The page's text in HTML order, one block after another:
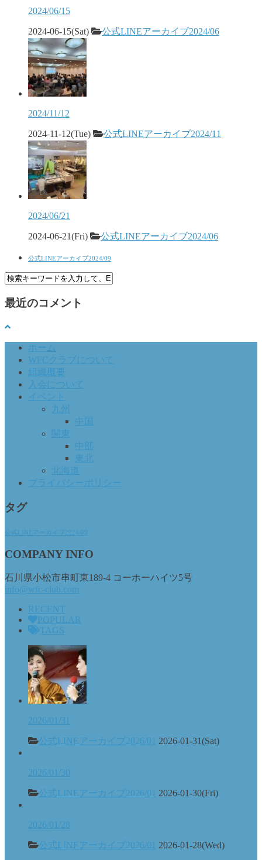
2024/06/15
2024-06-15(Sat) 公式LINEアーカイブ2024/06
2024/11/12
2024-11-12(Tue) 公式LINEアーカイブ2024/11
2024/06/21
2024-06-21(Fri) 公式LINEアーカイブ2024/06
公式LINEアーカイブ2024/09
最近のコメント
ホーム
WFCクラブについて
組織概要
入会について
イベント
九州
中国
関東
中部
東北
北海道
プライバシーポリシー
タグ
公式LINEアーカイブ2024/09
COMPANY INFO
石川県小松市串町東189-4 コーホーハイツ5号
info@wfc-club.com
RECENT
POPULAR
TAGS
2026/01/31
公式LINEアーカイブ2026/01 2026-01-31(Sat)
2026/01/30
公式LINEアーカイブ2026/01 2026-01-30(Fri)
2026/01/28
公式LINEアーカイブ2026/01 2026-01-28(Wed)